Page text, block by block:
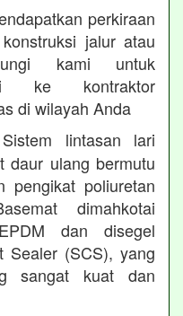
perkiraan
jalur atau
kami untuk
ke kontraktor
di wilayah Anda
lintasan lari
daur ulang bermutu
pengikat poliuretan
dimahkotai
dan disegel
Sealer (SCS), yang
sangat kuat dan